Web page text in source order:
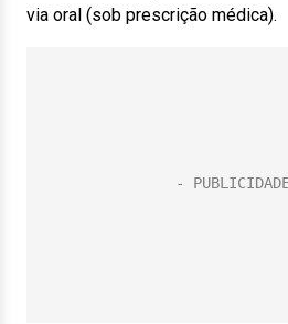
via oral (sob prescrição médica).